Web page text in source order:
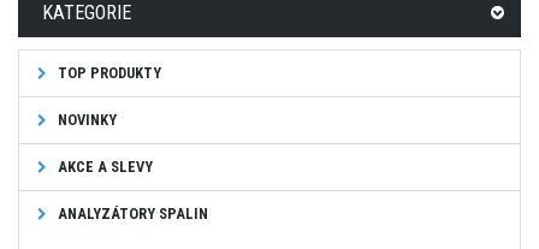
KATEGORIE
TOP PRODUKTY
NOVINKY
AKCE A SLEVY
ANALYZÁTORY SPALIN